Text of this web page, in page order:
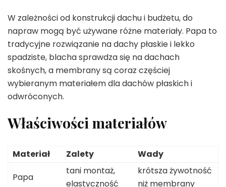
W zależności od konstrukcji dachu i budżetu, do
napraw mogą być używane różne materiały. Papa to
tradycyjne rozwiązanie na dachy płaskie i lekko
spadziste, blacha sprawdza się na dachach
skośnych, a membrany są coraz częściej
wybieranym materiałem dla dachów płaskich i
odwróconych.
Właściwości materiałów
Materiał Zalety
Wady
Papa
tani montaż,
elastyczność
krótsza żywotność
niż membrany